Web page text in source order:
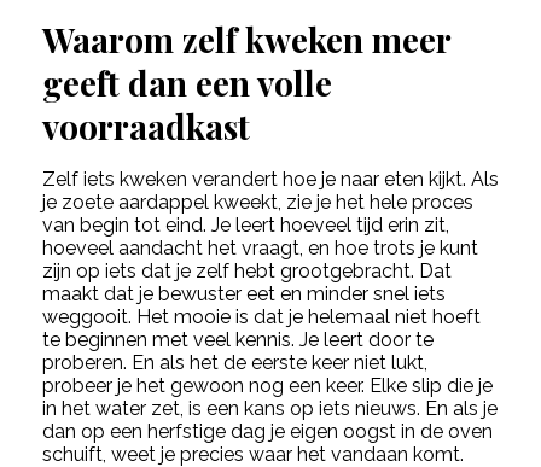
Waarom zelf kweken meer
geeft dan een volle
voorraadkast
Zelf iets kweken verandert hoe je naar eten kijkt. Als
je zoete aardappel kweekt, zie je het hele proces
van begin tot eind. Je leert hoeveel tijd erin zit,
hoeveel aandacht het vraagt, en hoe trots je kunt
zijn op iets dat je zelf hebt grootgebracht. Dat
maakt dat je bewuster eet en minder snel iets
weggooit. Het mooie is dat je helemaal niet hoeft
te beginnen met veel kennis. Je leert door te
proberen. En als het de eerste keer niet lukt,
probeer je het gewoon nog een keer. Elke slip die je
in het water zet, is een kans op iets nieuws. En als je
dan op een herfstige dag je eigen oogst in de oven
schuift, weet je precies waar het vandaan komt.